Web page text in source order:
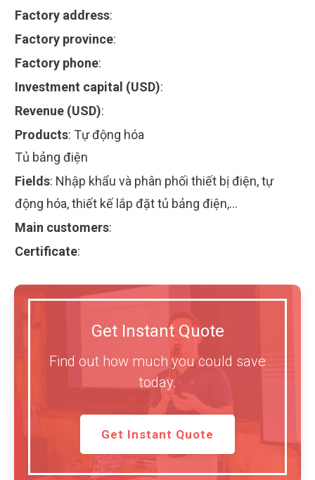
Factory address:
Factory province:
Factory phone:
Investment capital (USD):
Revenue (USD):
Products: Tự động hóa
Tủ bảng điện
Fields: Nhập khẩu và phân phối thiết bị điện, tự
động hóa, thiết kế lắp đặt tủ bảng điện,...
Main customers:
Certificate:
Get Instant Quote
Find out how much you could save
today.
Get Instant Quote